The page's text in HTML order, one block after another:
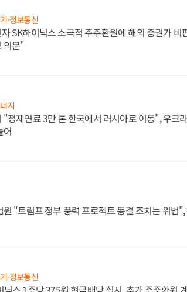
·정보통신
SK하이닉스 소극적 주주환원에 해외 증권가 비
의문"
지
"정제연료 3만 톤 한국에서 러시아로 이동", 우크
어
원 "트럼프 정부 풍력 프로젝트 동결 조치는 위법
·정보통신